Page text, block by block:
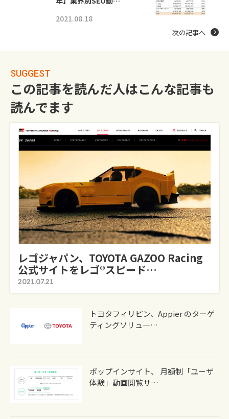
2021.08.18
次の記事へ
SUGGEST
この記事を読んだ人はこんな記事も
読んでます
レゴジャパン、TOYOTA GAZOO Racing
公式サイトをレゴ®スピード…
2021.07.21
トヨタフィリピン、Appier のターゲ
ティングソリュ―…
ポップインサイト、 月額制「ユーザ
体験」動画閲覧サ…